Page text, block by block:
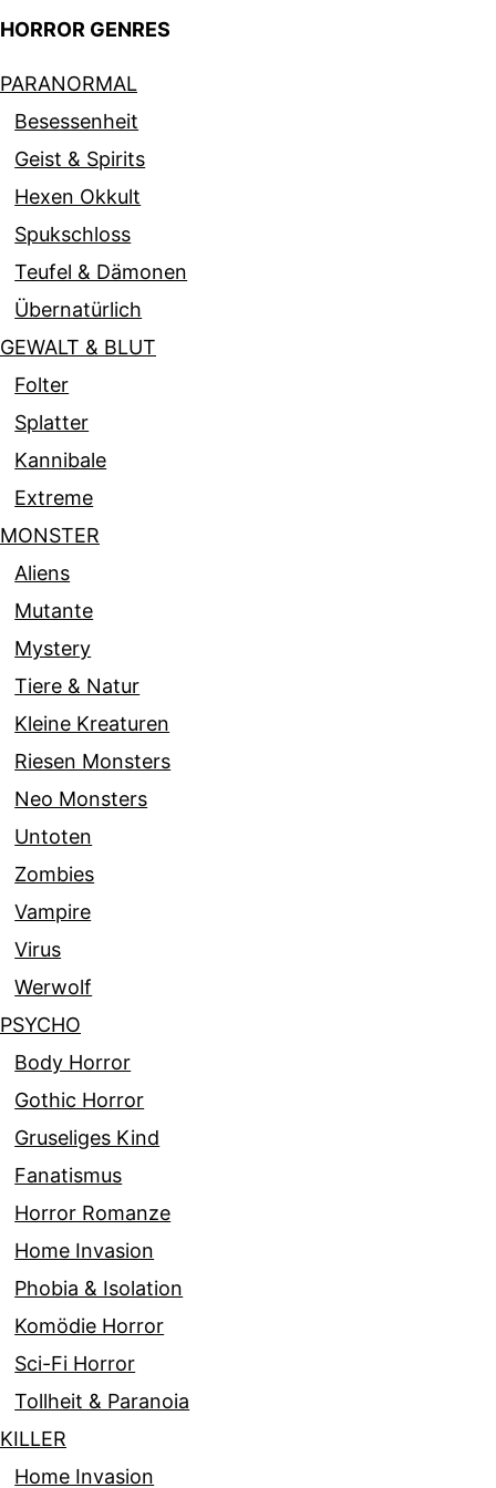
HORROR GENRES
PARANORMAL
Besessenheit
Geist & Spirits
Hexen Okkult
Spukschloss
Teufel & Dämonen
Übernatürlich
GEWALT & BLUT
Folter
Splatter
Kannibale
Extreme
MONSTER
Aliens
Mutante
Mystery
Tiere & Natur
Kleine Kreaturen
Riesen Monsters
Neo Monsters
Untoten
Zombies
Vampire
Virus
Werwolf
PSYCHO
Body Horror
Gothic Horror
Gruseliges Kind
Fanatismus
Horror Romanze
Home Invasion
Phobia & Isolation
Komödie Horror
Sci-Fi Horror
Tollheit & Paranoia
KILLER
Home Invasion